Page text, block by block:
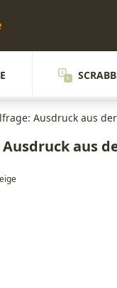
Ausdruck aus
Ausdruck aus